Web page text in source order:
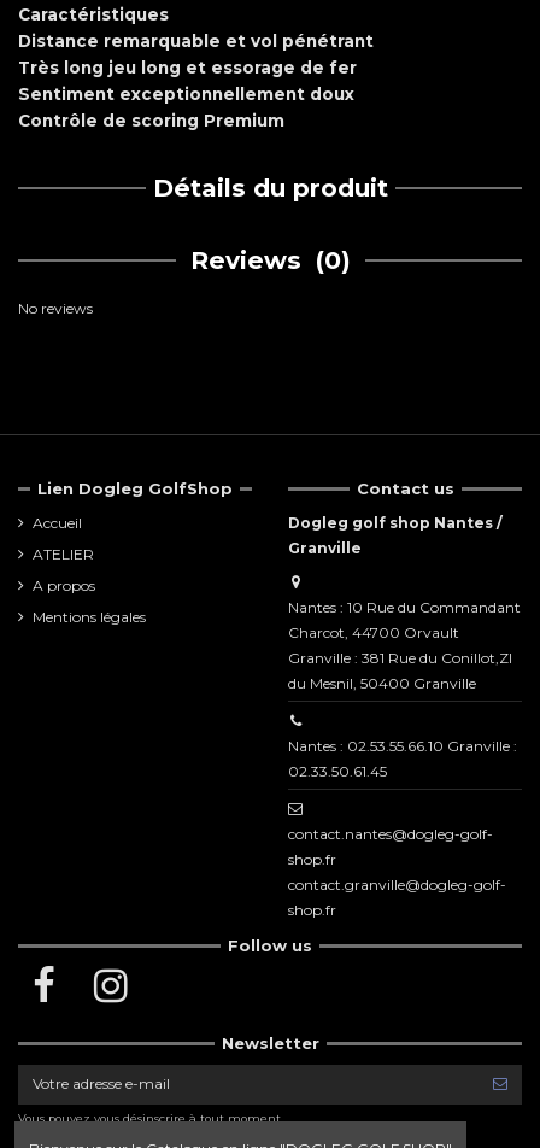
Caractéristiques
Distance remarquable et vol pénétrant
Très long jeu long et essorage de fer
Sentiment exceptionnellement doux
Contrôle de scoring Premium
Détails du produit
Reviews (0)
No reviews
Lien Dogleg GolfShop
Accueil
ATELIER
A propos
Mentions légales
Contact us
Dogleg golf shop Nantes /
Granville
Nantes : 10 Rue du Commandant
Charcot, 44700 Orvault
Granville : 381 Rue du Conillot,ZI
du Mesnil, 50400 Granville
Nantes : 02.53.55.66.10 Granville :
02.33.50.61.45
contact.nantes@dogleg-golf-
shop.fr
contact.granville@dogleg-golf-
shop.fr
Follow us
Newsletter
Vous pouvez vous désinscrire à tout moment.
contact dans les conditions d'utilisation du site.